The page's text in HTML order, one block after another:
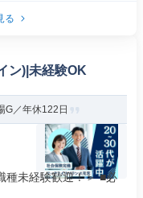
る
ン)|未経験OK
G／年休122日
種未経験歓迎！＞ ■必